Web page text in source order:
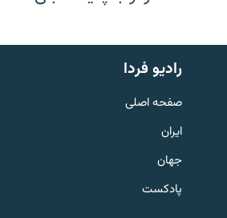
English
به ما بپیوندید
رادیو فردا
صفحه اصلی
ایران
جهان
پادکست